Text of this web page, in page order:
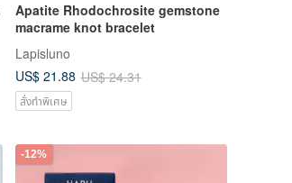
Apatite Rhodochrosite gemstone
macrame knot bracelet
Lapisluno
US$ 21.88 US$ 24.31
สั่งทำพิเศษ
-12%